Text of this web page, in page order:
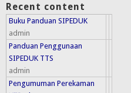
Recent content
Buku Panduan SIPEDUK
admin
Panduan Penggunaan
SIPEDUK TTS
admin
Pengumuman Perekaman